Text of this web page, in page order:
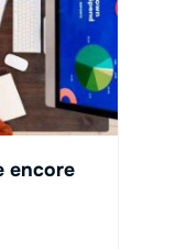
encore